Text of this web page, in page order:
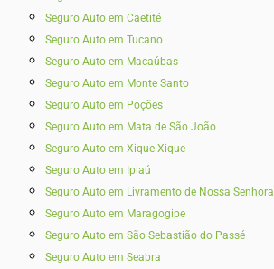
Seguro Auto em Caetité
Seguro Auto em Tucano
Seguro Auto em Macaúbas
Seguro Auto em Monte Santo
Seguro Auto em Poções
Seguro Auto em Mata de São João
Seguro Auto em Xique-Xique
Seguro Auto em Ipiaú
Seguro Auto em Livramento de Nossa Senhora
Seguro Auto em Maragogipe
Seguro Auto em São Sebastião do Passé
Seguro Auto em Seabra